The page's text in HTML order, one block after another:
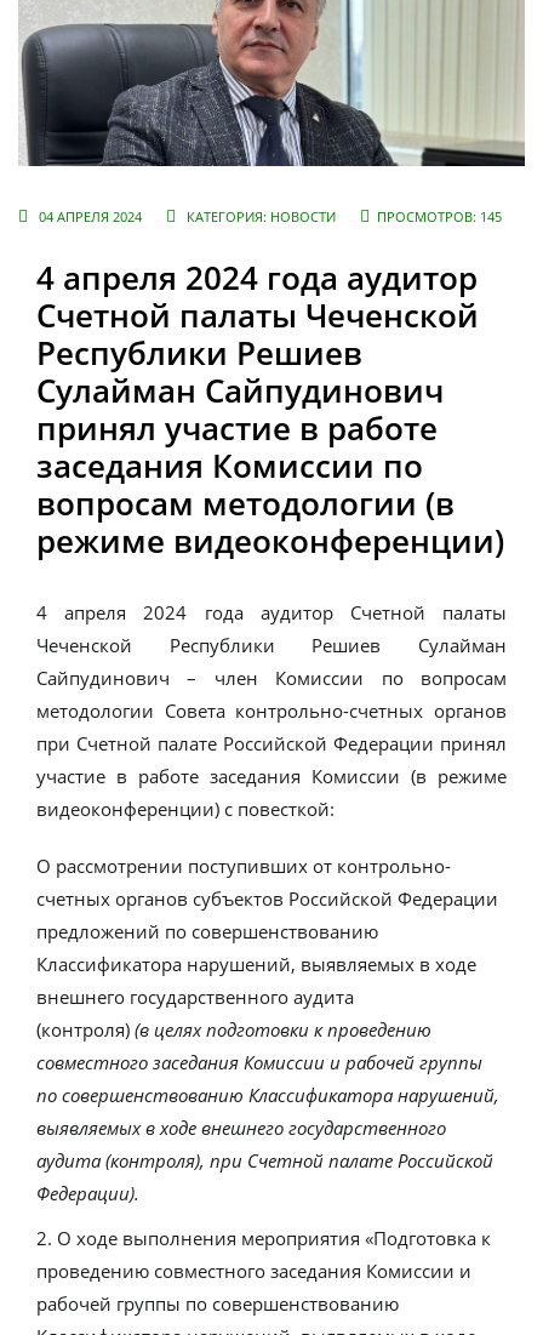
04 АПРЕЛЯ 2024 КАТЕГОРИЯ: НОВОСТИ ПРОСМОТРОВ: 145
4 апреля 2024 года аудитор
Счетной палаты Чеченской
Республики Решиев
Сулайман Сайпудинович
принял участие в работе
заседания Комиссии по
вопросам методологии (в
режиме видеоконференции)
4 апреля 2024 года аудитор Счетной палаты
Чеченской Республики Решиев Сулайман
Сайпудинович – член Комиссии по вопросам
методологии Совета контрольно-счетных органов
при Счетной палате Российской Федерации принял
участие в работе заседания Комиссии (в режиме
видеоконференции) с повесткой:
О рассмотрении поступивших от контрольно-
счетных органов субъектов Российской Федерации
предложений по совершенствованию
Классификатора нарушений, выявляемых в ходе
внешнего государственного аудита
(контроля) (в целях подготовки к проведению
совместного заседания Комиссии и рабочей группы
по совершенствованию Классификатора нарушений,
выявляемых в ходе внешнего государственного
аудита (контроля), при Счетной палате Российской
Федерации).
2. О ходе выполнения мероприятия «Подготовка к
проведению совместного заседания Комиссии и
рабочей группы по совершенствованию